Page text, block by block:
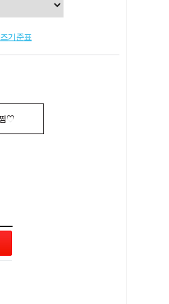
기준표
♡